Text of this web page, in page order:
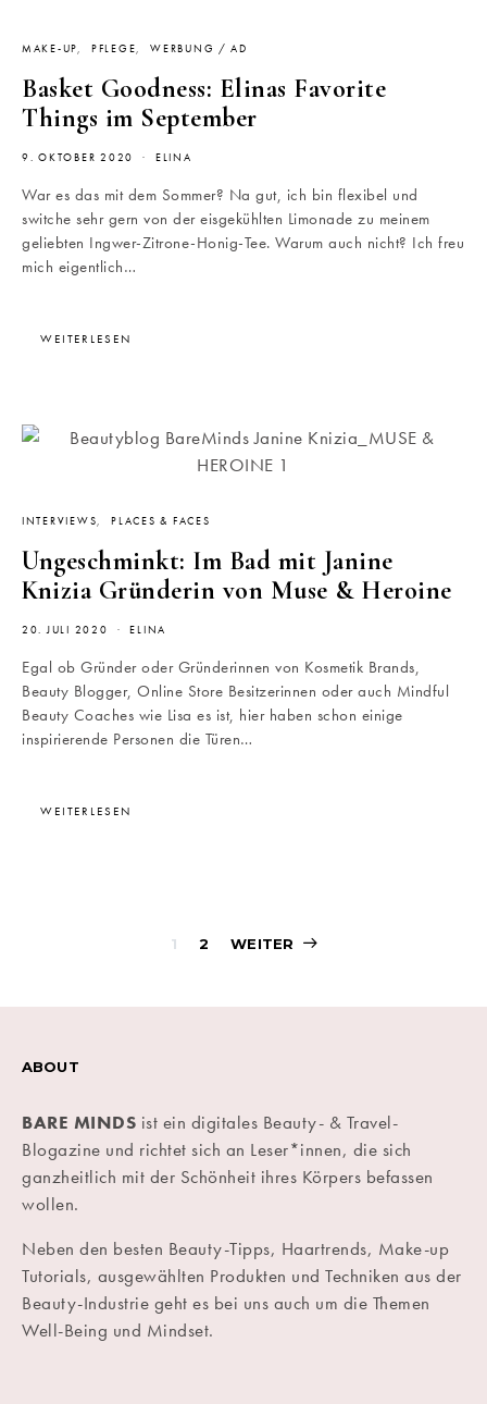
MAKE-UP PFLEGE WERBUNG / AD
Basket Goodness: Elinas Favorite
Things im September
9. OKTOBER 2020 ELINA
War es das mit dem Sommer? Na gut, ich bin flexibel und
switche sehr gern von der eisgekühlten Limonade zu meinem
geliebten Ingwer-Zitrone-Honig-Tee. Warum auch nicht? Ich freu
mich eigentlich…
WEITERLESEN
INTERVIEWS PLACES & FACES
Ungeschminkt: Im Bad mit Janine
Knizia Gründerin von Muse & Heroine
20. JULI 2020 ELINA
Egal ob Gründer oder Gründerinnen von Kosmetik Brands,
Beauty Blogger, Online Store Besitzerinnen oder auch Mindful
Beauty Coaches wie Lisa es ist, hier haben schon einige
inspirierende Personen die Türen…
WEITERLESEN
1 2 WEITER
ABOUT
BARE MINDS ist ein digitales Beauty- & Travel-
Blogazine und richtet sich an Leser*innen, die sich
ganzheitlich mit der Schönheit ihres Körpers befassen
wollen.
Neben den besten Beauty-Tipps, Haartrends, Make-up
Tutorials, ausgewählten Produkten und Techniken aus der
Beauty-Industrie geht es bei uns auch um die Themen
Well-Being und Mindset.